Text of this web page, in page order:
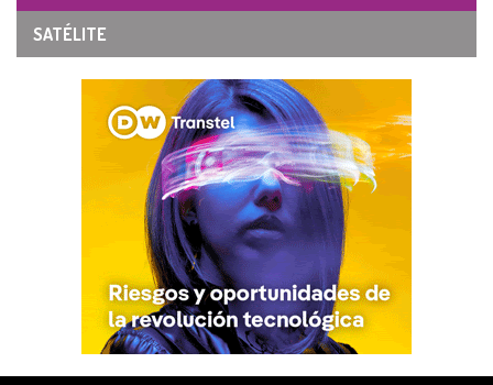
SATÉLITE